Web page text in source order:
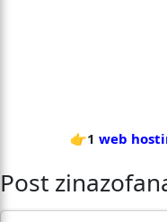
👉1 web
Post